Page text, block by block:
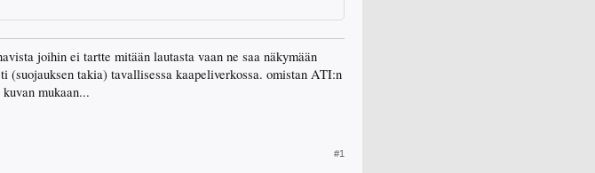
joihin ei tartte mitään lautasta vaan ne saa näkymään
takia) tavallisessa kaapeliverkossa. omistan ATI:n
mukaan...
#1